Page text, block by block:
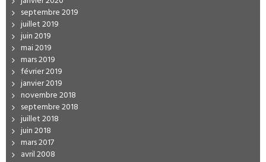
septembre 2019
juillet 2019
juin 2019
mai 2019
mars 2019
février 2019
janvier 2019
novembre 2018
septembre 2018
juillet 2018
juin 2018
mars 2017
avril 2008